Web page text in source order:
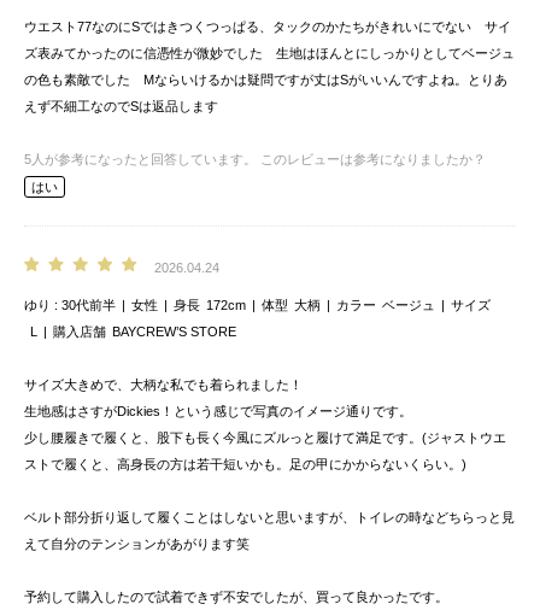
ウエスト77なのにSではきつくつっぱる、タックのかたちがきれいにでない サイ
ズ表みてかったのに信憑性が微妙でした 生地はほんとにしっかりとしてベージュ
の色も素敵でした Mならいけるかは疑問ですが丈はSがいいんですよね。とりあ
えず不細工なのでSは返品します
5 人が参考になったと回答しています。
このレビューは参考になりましたか？
はい
2026.04.24
ゆり 30代前半 女性 身長 172cm 体型 大柄 カラー ベージュ
サイズ
L
購入店舗 BAYCREW’S STORE
サイズ大きめで、大柄な私でも着られました！
生地感はさすがDickies！という感じで写真のイメージ通りです。
少し腰履きで履くと、股下も長く今風にズルっと履けて満足です。(ジャストウエ
ストで履くと、高身長の方は若干短いかも。足の甲にかからないくらい。)
ベルト部分折り返して履くことはしないと思いますが、トイレの時などちらっと見
えて自分のテンションがあがります笑
予約して購入したので試着できず不安でしたが、買って良かったです。